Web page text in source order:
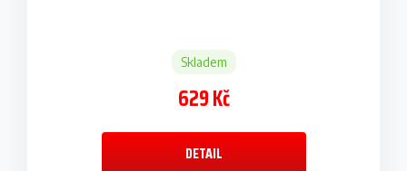
Skladem
629 Kč
DETAIL